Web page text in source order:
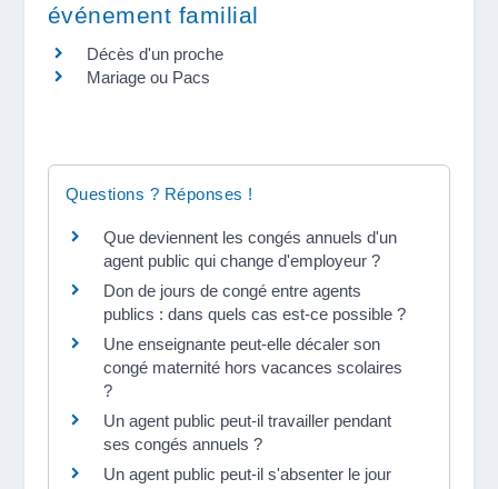
événement familial
Décès d'un proche
Mariage ou Pacs
Questions ? Réponses !
Que deviennent les congés annuels d'un
agent public qui change d'employeur ?
Don de jours de congé entre agents
publics : dans quels cas est-ce possible ?
Une enseignante peut-elle décaler son
congé maternité hors vacances scolaires
?
Un agent public peut-il travailler pendant
ses congés annuels ?
Un agent public peut-il s'absenter le jour